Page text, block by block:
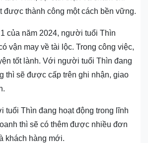
được thành công một cách bền vững.
của năm 2024, người tuổi Thìn
vận may về tài lộc. Trong công việc,
tốt lành. Với người tuổi Thìn đang
thì sẽ được cấp trên ghi nhận, giao
Thìn đang hoạt động trong lĩnh
thì sẽ có thêm được nhiều đơn
khách hàng mới.